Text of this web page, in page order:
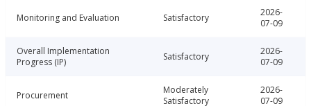
Monitoring and Evaluation Satisfactory
2026-
07-09
Overall Implementation
Progress (IP)
Satisfactory
2026-
07-09
Procurement
Moderately
Satisfactory
2026-
07-09